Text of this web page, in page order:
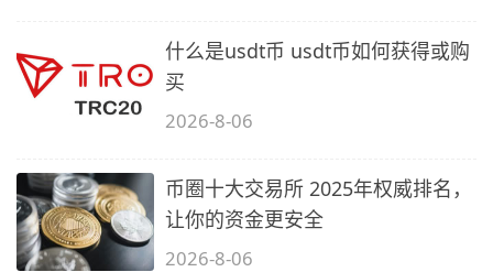
什么是usdt币 usdt币如何获得或购
买
2026-8-06
币圈十大交易所 2025年权威排名，
让你的资金更安全
2026-8-06